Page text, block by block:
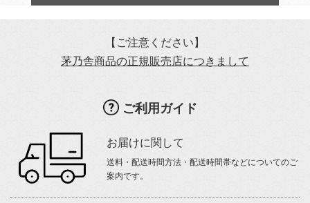
【ご注意ください】
茅乃舎商品の正規販売店につきまして
ご利用ガイド
お届けに関して
送料・配送時間方法・配送時間帯などについてのご
案内です。